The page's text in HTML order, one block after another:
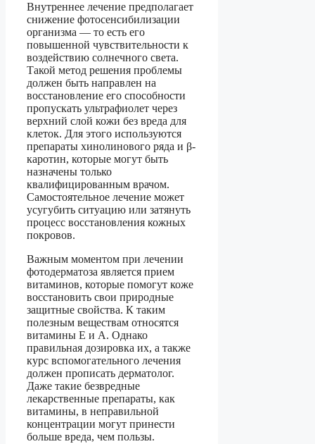
Внутреннее лечение предполагает
снижение фотосенсибилизации
организма — то есть его
повышенной чувствительности к
воздействию солнечного света.
Такой метод решения проблемы
должен быть направлен на
восстановление его способности
пропускать ультрафиолет через
верхний слой кожи без вреда для
клеток. Для этого используются
препараты хинолинового ряда и β-
каротин, которые могут быть
назначены только
квалифицированным врачом.
Самостоятельное лечение может
усугубить ситуацию или затянуть
процесс восстановления кожных
покровов.
Важным моментом при лечении
фотодерматоза является прием
витаминов, которые помогут коже
восстановить свои природные
защитные свойства. К таким
полезным веществам относятся
витамины Е и А. Однако
правильная дозировка их, а также
курс вспомогательного лечения
должен прописать дерматолог.
Даже такие безвредные
лекарственные препараты, как
витамины, в неправильной
концентрации могут принести
больше вреда, чем пользы.